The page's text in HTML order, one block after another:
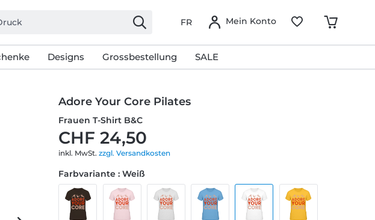
FR Mein Konto
Designs Grossbestellung SALE
Adore Your Core Pilates
Frauen T-Shirt B&C
CHF 24,50
inkl. MwSt.zzgl. Versandkosten
Farbvariante : Weiß